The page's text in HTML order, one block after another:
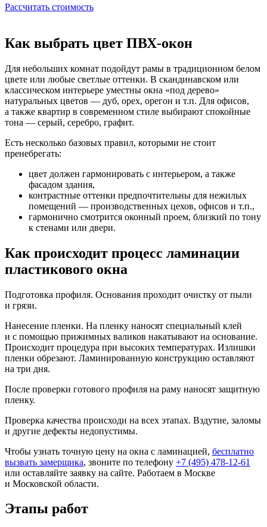
Рассчитать стоимость
Как выбрать цвет ПВХ-окон
Для небольших комнат подойдут рамы в традиционном белом
цвете или любые светлые оттенки. В скандинавском или
классическом интерьере уместны окна «под дерево»
натуральных цветов — дуб, орех, орегон и т.п. Для офисов,
а также квартир в современном стиле выбирают спокойные
тона — серый, серебро, графит.
Есть несколько базовых правил, которыми не стоит
пренебрегать:
цвет должен гармонировать с интерьером, а также
фасадом здания,
контрастные оттенки предпочтительны для нежилых
помещений — производственных цехов, офисов и т.п.,
гармонично смотрится оконный проем, близкий по тону
к стенами или двери.
Как происходит процесс ламинации
пластикового окна
Подготовка профиля. Основания проходит очистку от пыли
и грязи.
Нанесение пленки. На пленку наносят специальный клей
и с помощью прижимных валиков накатывают на основание.
Происходит процедура при высоких температурах. Излишки
пленки обрезают. Ламинированную конструкцию оставляют
на три дня.
После проверки готового профиля на раму наносят защитную
пленку.
Проверка качества происходи на всех этапах. Вздутие, заломы
и другие дефекты недопустимы.
Чтобы узнать точную цену на окна с ламинацией, бесплатно
вызвать замерщика, звоните по телефону +7 (495) 478-12-61
или оставляйте заявку на сайте. Работаем в Москве
и Московской области.
Этапы работ